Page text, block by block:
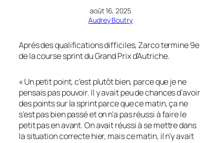
août 16, 2025
Audrey Boutry
Après des qualifications difficiles, Zarco termine 9e
de la course sprint du Grand Prix d’Autriche.
« Un petit point, c’est plutôt bien, parce que je ne
pensais pas pouvoir. Il y avait peu de chances d’avoir
des points sur la sprint parce que ce matin, ça ne
s’est pas bien passé et on n’a pas réussi à faire le
petit pas en avant. On avait réussi à se mettre dans
la situation correcte hier, mais ce matin, il n’y avait